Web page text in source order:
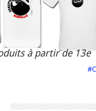
à partir de 13e